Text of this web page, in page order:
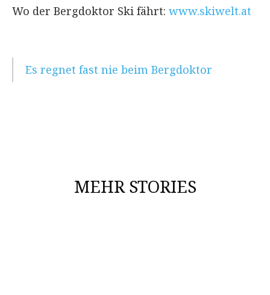
Wo der Bergdoktor Ski fährt: www.skiwelt.at
Es regnet fast nie beim Bergdoktor
MEHR STORIES